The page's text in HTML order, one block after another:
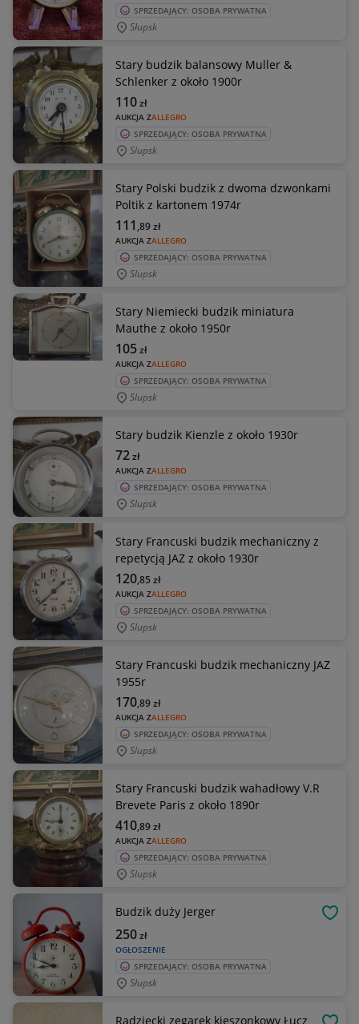
SPRZEDAJĄCY: OSOBA PRYWATNA
Słupsk
Stary budzik balansowy Muller &
Schlenker z około 1900r
AUKCJA ZALLEGRO
110zł
SPRZEDAJĄCY: OSOBA PRYWATNA
Slupsk
Stary Polski budzik z dwoma dzwonkami
Poltik z kartonem 1974r
AUKCJA ZALLEGRO
111 ,89zł
SPRZEDAJĄCY: OSOBA PRYWATNA
Slupsk
Stary Niemiecki budzik miniatura
Mauthe z około 1950r
AUKCJA ZALLEGRO
105zł
SPRZEDAJĄCY: OSOBA PRYWATNA
Slupsk
Stary budzik Kienzle z około 1930r
AUKCJA ZALLEGRO
72zł
SPRZEDAJĄCY: OSOBA PRYWATNA
Slupsk
Stary Francuski budzik mechaniczny z
repetycją JAZ z około 1930r
AUKCJA ZALLEGRO
120,85 zł
SPRZEDAJĄCY: OSOBA PRYWATNA
Slupsk
Stary Francuski budzik mechaniczny JAZ
1955r
AUKCJA ZALLEGRO
170,89zł
SPRZEDAJĄCY: OSOBA PRYWATNA
Slupsk
Stary Francuski budzik wahadłowy V.R
Brevete Paris z około 1890r
AUKCJA ZALLEGRO
410,89zł
SPRZEDAJĄCY: OSOBA PRYWATNA
Slupsk
Budzik duży Jerger
OGŁOSZENIE
250zł
SPRZEDAJĄCY: OSOBA PRYWATNA
Słupsk
Radziecki zegarek kieszonkowy Łucz